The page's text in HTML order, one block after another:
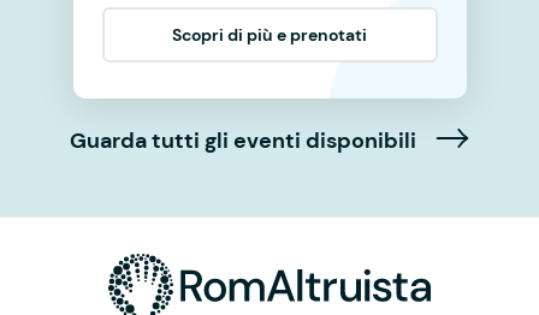
Scopri di più e prenotati
Guarda tutti gli eventi disponibili